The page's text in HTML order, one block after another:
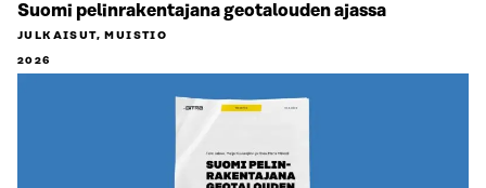
Suomi pelinrakentajana geotalouden ajassa
JULKAISUT, MUISTIO
2026